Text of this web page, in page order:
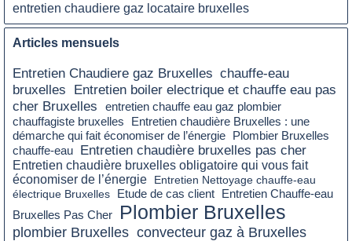
entretien chaudiere gaz locataire bruxelles
Articles mensuels
Entretien Chaudiere gaz Bruxelles chauffe-eau
bruxelles
Entretien boiler electrique et chauffe eau pas
cher Bruxelles
entretien chauffe eau gaz plombier
chauffagiste bruxelles
Entretien chaudière Bruxelles : une
démarche qui fait économiser de l’énergie Plombier Bruxelles
chauffe-eau Entretien chaudière bruxelles pas cher
Entretien chaudière bruxelles obligatoire qui vous fait
économiser de l’énergie
Entretien Nettoyage chauffe-eau
électrique Bruxelles
Etude de cas client
Entretien Chauffe-eau
Bruxelles Pas Cher
Plombier Bruxelles
plombier Bruxelles convecteur gaz à Bruxelles